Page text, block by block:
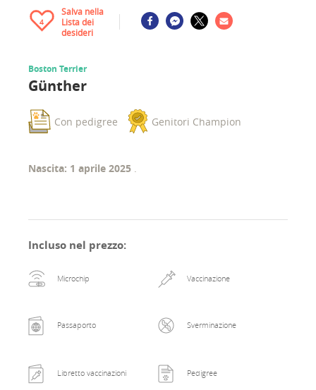
4
Salva nella
Lista dei
desideri
Boston Terrier
Günther
Con pedigree Genitori Champion
Nascita: 1 aprile 2025
Incluso nel prezzo:
Microchip Vaccinazione
Passaporto Sverminazione
Libretto vaccinazioni Pedigree